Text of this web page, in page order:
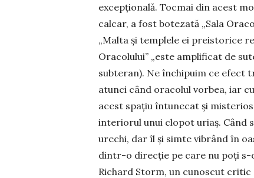
excepțională. Tocmai din acest
calcar, a fost botezată „Sala
„Malta şi templele ei preistorice
Ora­colului” „este amplificat de
subteran). Ne în­chipuim ce efect
atunci când ora­colul vorbea, iar
acest spaţiu în­tunecat şi
inte­riorul unui clopot uriaş. Când
urechi, dar îl şi simte vibrând în
dintr-o direcţie pe care nu poţi s-
Richard Storm, un cunoscut cri­tic